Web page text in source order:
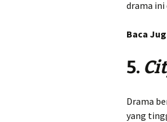
drama ini
Baca
5.
Drama
yang